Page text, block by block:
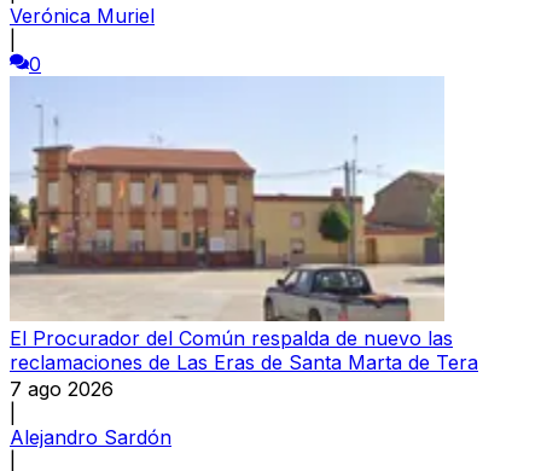
Verónica Muriel
0
El Procurador del Común respalda de nuevo las
reclamaciones de Las Eras de Santa Marta de Tera
7 ago 2026
Alejandro Sardón